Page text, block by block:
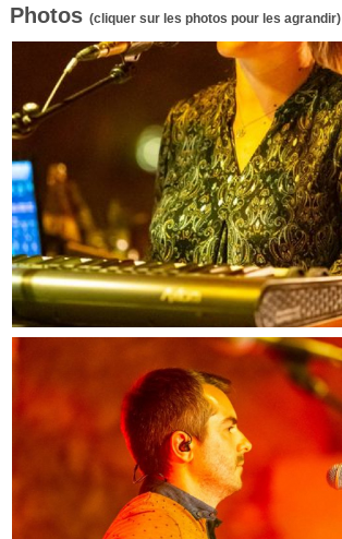
Photos (cliquer sur les photos pour les agrandir)